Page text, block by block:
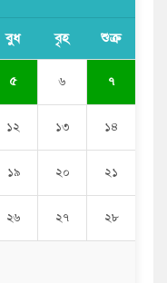
বুধ বৃহ শুক্র
৫ ৬ ৭
১২ ১৩ ১৪
১৯ ২০ ২১
২৬ ২৭ ২৮